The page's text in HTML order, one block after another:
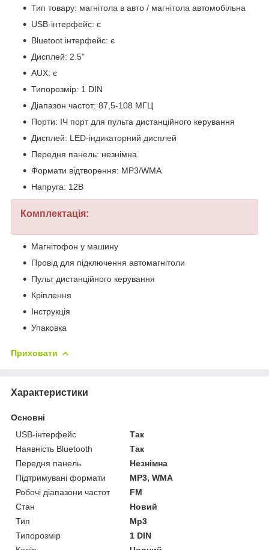
Тип товару: магнітола в авто / магнітола автомобільна
USB-інтерфейс: є
Bluetoot інтерфейс: є
Дисплей: 2.5"
AUX: є
Типорозмір: 1 DIN
Діапазон частот: 87,5-108 МГЦ
Порти: ІЧ порт для пульта дистанційного керування
Дисплей: LED-індикаторний дисплей
Передня панель: незнімна
Формати відтворення: MP3/WMA
Напруга: 12В
Комплектація:
Магнітофон у машину
Провід для підключення автомагнітоли
Пульт дистанційного керування
Кріплення
Інструкція
Упаковка
Приховати
Характеристики
Основні
USB-інтерфейс
Так
Наявність Bluetooth
Так
Передня панель
Незнімна
Підтримувані формати
MP3, WMA
Робочі діапазони частот
FM
Стан
Новий
Тип
Mp3
Типорозмір
1 DIN